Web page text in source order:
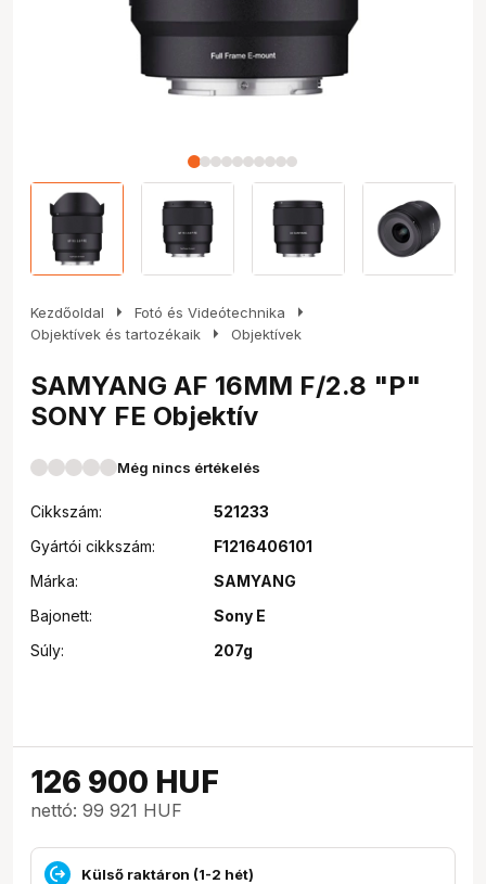
Kezdőoldal arrow_right Fotó és Videótechnika arrow_right
Objektívek és tartozékaik arrow_right Objektívek
SAMYANG AF 16MM F/2.8 "P"
SONY FE Objektív
Még nincs értékelés
Cikkszám:
521233
Gyártói cikkszám:
F1216406101
Márka:
SAMYANG
Bajonett:
Sony E
Súly:
207g
126 900 HUF
nettó: 99 921 HUF
Külső raktáron (1-2 hét)